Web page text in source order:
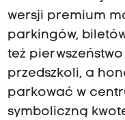
wersji premium
parkingów,
też
przedszkoli, a
parkować w
symboliczną